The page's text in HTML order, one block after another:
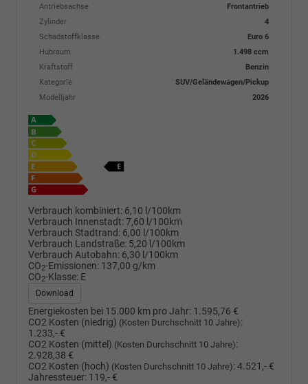
Antriebsachse
Frontantrieb
Zylinder
4
Schadstoffklasse
Euro 6
Hubraum
1.498 ccm
Kraftstoff
Benzin
Kategorie
SUV/Geländewagen/Pickup
Modelljahr
2026
Verbrauch kombiniert: 6,10 l/100km
Verbrauch Innenstadt:7,60 l/100km
Verbrauch Stadtrand: 6,00 l/100km
Verbrauch Landstraße: 5,20 l/100km
Verbrauch Autobahn: 6,30 l/100km
CO2-Emissionen: 137,00 g/km
CO2-Klasse: E
Download
Energiekosten bei 15.000 km pro Jahr: 1.595,76 €
CO2 Kosten (niedrig) (Kosten Durchschnitt 10 Jahre):
1.233,- €
CO2 Kosten (mittel) (Kosten Durchschnitt 10 Jahre):
2.928,38 €
CO2 Kosten (hoch) (Kosten Durchschnitt 10 Jahre):4.521,- €
Jahressteuer: 119,- €